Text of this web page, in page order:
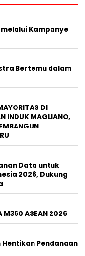
Kampanye
Bertemu dalam
DI
INDUK MAGLIANO,
Data untuk
2026, Dukung
ASEAN 2026
Hentikan Pendanaan